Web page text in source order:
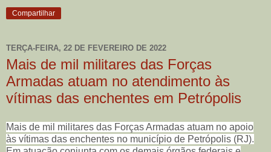
Compartilhar
TERÇA-FEIRA, 22 DE FEVEREIRO DE 2022
Mais de mil militares das Forças
Armadas atuam no atendimento às
vítimas das enchentes em Petrópolis
Mais de mil militares das Forças Armadas atuam no apoio
às vítimas das enchentes no município de Petrópolis (RJ).